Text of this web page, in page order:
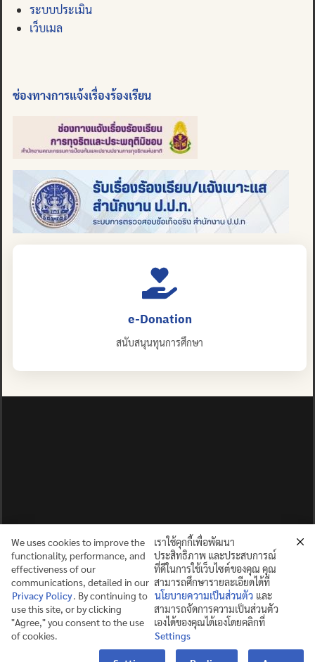
ระบบประเมิน
เว็บเมล
ช่องทางการแจ้งเรื่องร้องเรียน
e-Donation
สนับสนุนทุนการศึกษา
ปญฺญาย ปริสุชฺฌติ (คนย่อมบริสุทธิ์ด้วยปัญญา)
©2025 MAHIDOL WITTAYANUSORN SCHOOL. ALL RIGHTS
RESERVED.
We uses cookies to improve the
functionality, performance, and
effectiveness of our
communications, detailed in our
Privacy Policy. By continuing to
use this site, or by clicking
"Agree," you consent to the use
of cookies.
เราใช้คุกกี้เพื่อพัฒนา
ประสิทธิภาพ และประสบการณ์
ที่ดีในการใช้เว็บไซต์ของคุณ คุณ
สามารถศึกษารายละเอียดได้ที่
นโยบายความเป็นส่วนตัว และ
สามารถจัดการความเป็นส่วนตัว
เองได้ของคุณได้เองโดยคลิกที่
Settings
Contact us